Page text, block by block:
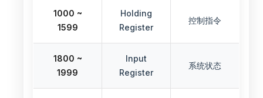
1000 ~
1599
Holding
Register
控制指令
1800 ~
1999
Input
Register
系统状态